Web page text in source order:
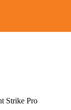
Strike Pro